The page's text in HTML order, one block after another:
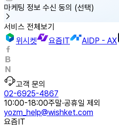
마케팅 정보 수신 동의 (선택)
서비스 전체보기
위시켓
요즘IT AIDP - AX
고객 문의
02-6925-4867
10:00-18:00주말·공휴일 제외
yozm_help@wishket.com
요즘IT